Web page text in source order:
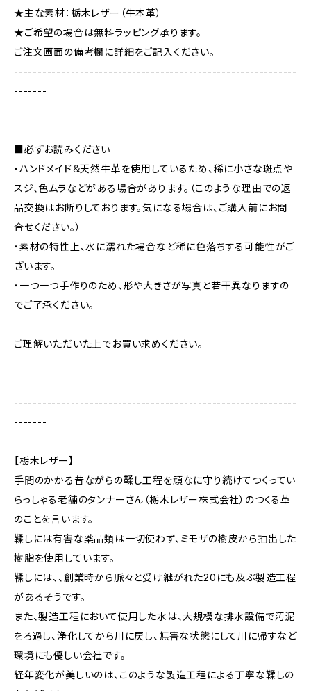
★主な素材：栃木レザー（牛本革）
★ご希望の場合は無料ラッピング承ります。
ご注文画面の備考欄に詳細をご記入ください。
------------------------------------------------------------
-------
■必ずお読みください
・ハンドメイド＆天然牛革を使用しているため、稀に小さな斑点や
スジ、色ムラなどがある場合があります。（このような理由での返
品交換はお断りしております。気になる場合は、ご購入前にお問
合せください。）
・素材の特性上、水に濡れた場合など稀に色落ちする可能性がご
ざいます。
・一つ一つ手作りのため、形や大きさが写真と若干異なりますの
でご了承ください。
ご理解いただいた上でお買い求めください。
------------------------------------------------------------
-------
【栃木レザー】
手間のかかる昔ながらの鞣し工程を頑なに守り続けてつくってい
らっしゃる老舗のタンナーさん（栃木レザー株式会社）のつくる革
のことを言います。
鞣しには有害な薬品類は一切使わず、ミモザの樹皮から抽出した
樹脂を使用しています。
鞣しには、、創業時から脈々と受け継がれた20にも及ぶ製造工程
があるそうです。
また、製造工程において使用した水は、大規模な排水設備で汚泥
をろ過し、浄化してから川に戻し、無害な状態にして川に帰すなど
環境にも優しい会社です。
経年変化が美しいのは、このような製造工程による丁寧な鞣しの